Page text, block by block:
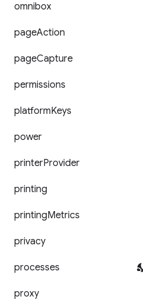
omnibox
pageAction
pageCapture
permissions
platformKeys
power
printerProvider
printing
printingMetrics
privacy
processes
proxy